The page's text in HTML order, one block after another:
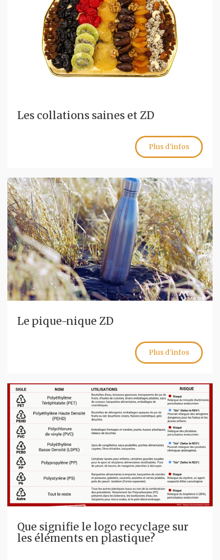
Les collations saines et ZD
Plus d'infos
Le pique-nique ZD
Plus d'infos
Que signifie le logo recyclage sur
les éléments en plastique?